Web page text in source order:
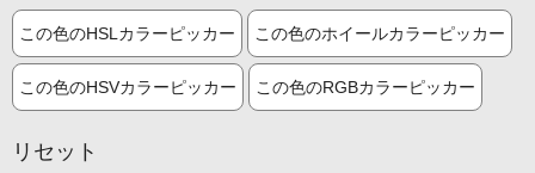
この色のHSLカラーピッカー この色のホイールカラーピッカー
この色のHSVカラーピッカー この色のRGBカラーピッカー
リセット